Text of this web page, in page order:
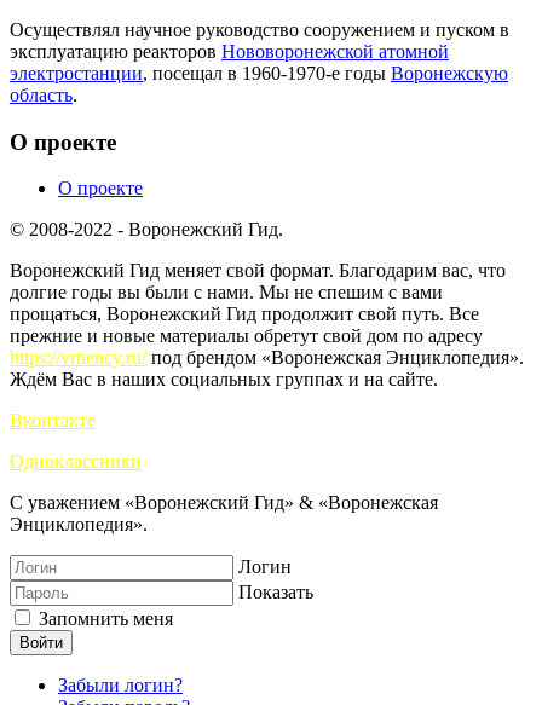
Осуществлял научное руководство сооружением и пуском в
эксплуатацию реакторов Нововоронежской атомной
электростанции, посещал в 1960-1970-е годы Воронежскую
область.
О проекте
О проекте
© 2008-2022 - Воронежский Гид.
Воронежский Гид меняет свой формат. Благодарим вас, что
долгие годы вы были с нами. Мы не спешим с вами
прощаться, Воронежский Гид продолжит свой путь. Все
прежние и новые материалы обретут свой дом по адресу
https://vrnency.ru/под брендом «Воронежская Энциклопедия».
Ждём Вас в наших социальных группах и на сайте.
Вконтакте
Одноклассники
С уважением «Воронежский Гид» & «Воронежская
Энциклопедия».
Логин
Показать
Запомнить меня
Войти
Забыли логин?